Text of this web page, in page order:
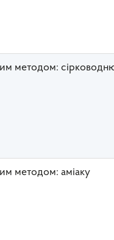
методом:
методом: аміаку